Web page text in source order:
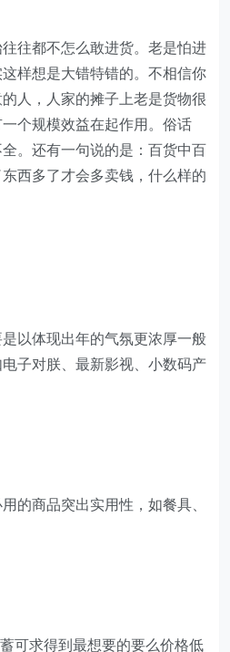
往都不怎么敢进货。老是怕进
样想是大错特错的。不相信你
人，人家的摊子上老是货物很
个规模效益在起作用。俗话
。还有一句说的是：百货中百
西多了才会多卖钱，什么样的
以体现出年的气氛更浓厚一般
子对朕、最新影视、小数码产
的商品突出实用性，如餐具、
可求得到最想要的要么价格低